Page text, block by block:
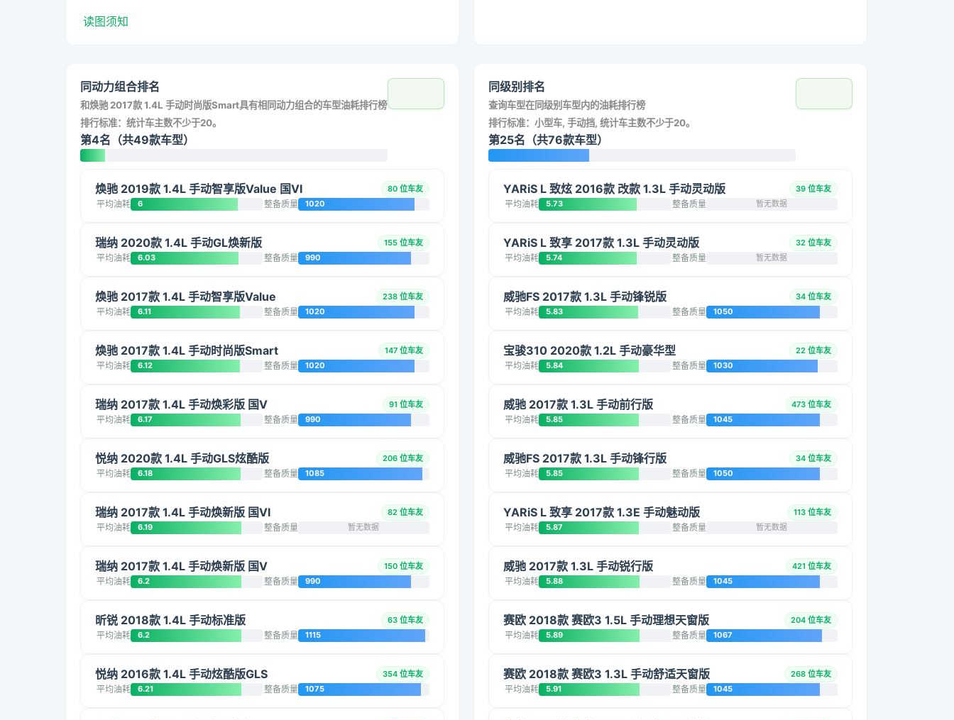
读图须知
同动力组合排名
和焕驰 2017款 1.4L 手动时尚版Smart具有相同动力组合的车型油耗排行榜
排行标准：统计车主数不少于20。
第4名（共49款车型）
焕驰 2019款 1.4L 手动智享版Value 国VI 80 位车友
平均油耗 6 整备质量 1020
瑞纳 2020款 1.4L 手动GL焕新版 155 位车友
平均油耗 6.03 整备质量 990
焕驰 2017款 1.4L 手动智享版Value 238 位车友
平均油耗 6.11 整备质量 1020
焕驰 2017款 1.4L 手动时尚版Smart 147 位车友
平均油耗 6.12 整备质量 1020
瑞纳 2017款 1.4L 手动焕彩版 国V 91 位车友
平均油耗 6.17 整备质量 990
悦纳 2020款 1.4L 手动GLS炫酷版 206 位车友
平均油耗 6.18 整备质量 1085
瑞纳 2017款 1.4L 手动焕新版 国VI 82 位车友
平均油耗 6.19 整备质量 暂无数据
瑞纳 2017款 1.4L 手动焕新版 国V 150 位车友
平均油耗 6.2 整备质量 990
昕锐 2018款 1.4L 手动标准版 63 位车友
平均油耗 6.2 整备质量 1115
悦纳 2016款 1.4L 手动炫酷版GLS 354 位车友
平均油耗 6.21 整备质量 1075
同级别排名
查询车型在同级别车型内的油耗排行榜
排行标准：小型车, 手动挡, 统计车主数不少于20。
第25名（共76款车型）
YARiS L 致炫 2016款 改款 1.3L 手动灵动版 39 位车友
平均油耗 5.73 整备质量 暂无数据
YARiS L 致享 2017款 1.3L 手动灵动版 32 位车友
平均油耗 5.74 整备质量 暂无数据
威驰FS 2017款 1.3L 手动锋锐版 34 位车友
平均油耗 5.83 整备质量 1050
宝骏310 2020款 1.2L 手动豪华型 22 位车友
平均油耗 5.84 整备质量 1030
威驰 2017款 1.3L 手动前行版 473 位车友
平均油耗 5.85 整备质量 1045
威驰FS 2017款 1.3L 手动锋行版 34 位车友
平均油耗 5.85 整备质量 1050
YARiS L 致享 2017款 1.3E 手动魅动版 113 位车友
平均油耗 5.87 整备质量 暂无数据
威驰 2017款 1.3L 手动锐行版 421 位车友
平均油耗 5.88 整备质量 1045
赛欧 2018款 赛欧3 1.5L 手动理想天窗版 204 位车友
平均油耗 5.89 整备质量 1067
赛欧 2018款 赛欧3 1.3L 手动舒适天窗版 268 位车友
平均油耗 5.91 整备质量 1045